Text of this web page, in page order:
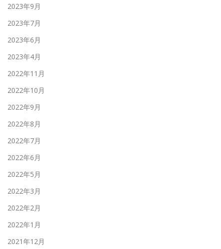
2023年9月
2023年7月
2023年6月
2023年4月
2022年11月
2022年10月
2022年9月
2022年8月
2022年7月
2022年6月
2022年5月
2022年3月
2022年2月
2022年1月
2021年12月